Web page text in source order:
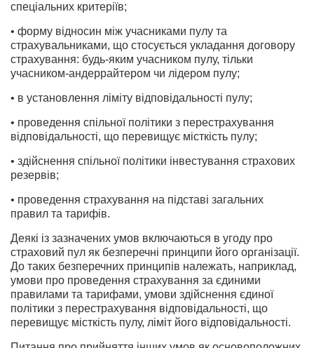
спеціальних критеріїв;
• форму відносин між учасниками пулу та
страхувальниками, що стосується укладання договору
страхування: будь-яким учасником пулу, тільки
учасником-андеррайтером чи лідером пулу;
• в установлення ліміту відповідальності пулу;
• проведення спільної політики з перестрахування
відповідальності, що перевищує місткість пулу;
• здійснення спільної політики інвестування страхових
резервів;
• проведення страхування на підставі загальних
правил та тарифів.
Деякі із зазначених умов включаються в угоду про
страховий пул як безперечні принципи його організації.
До таких безперечних принципів належать, наприклад,
умови про проведення страхування за єдиними
правилами та тарифами, умови здійснення єдиної
політики з перестрахування відповідальності, що
перевищує місткість пулу, ліміт його відповідальності.